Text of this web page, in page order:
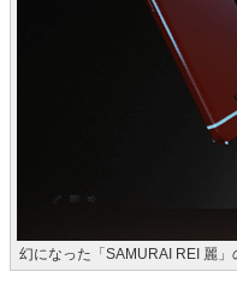
幻になった「SAMURAI REI 麗